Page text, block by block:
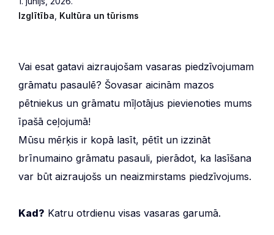
Izglītība Kultūra un tūrisms
Vai esat gatavi aizraujošam vasaras piedzīvojumam
grāmatu pasaulē? Šovasar aicinām mazos
pētniekus un grāmatu mīļotājus pievienoties mums
īpašā ceļojumā!
Mūsu mērķis ir kopā lasīt, pētīt un izzināt
brīnumaino grāmatu pasauli, pierādot, ka lasīšana
var būt aizraujošs un neaizmirstams piedzīvojums.
Kad? Katru otrdienu visas vasaras garumā.